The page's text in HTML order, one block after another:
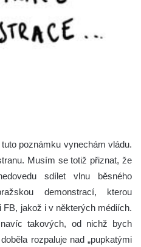
poznámku vynechám vládu.
Musím se totiž přiznat, že
sdílet vlnu běsného
demonstrací, kterou
jakož i v některých médiích.
takových, od nichž bych
rozpaluje nad „pupkatými